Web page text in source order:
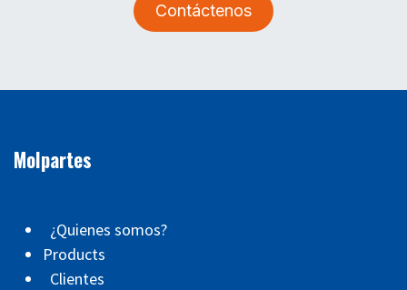
Contáctenos
Molpartes
¿Quienes somos?
Products
Clientes